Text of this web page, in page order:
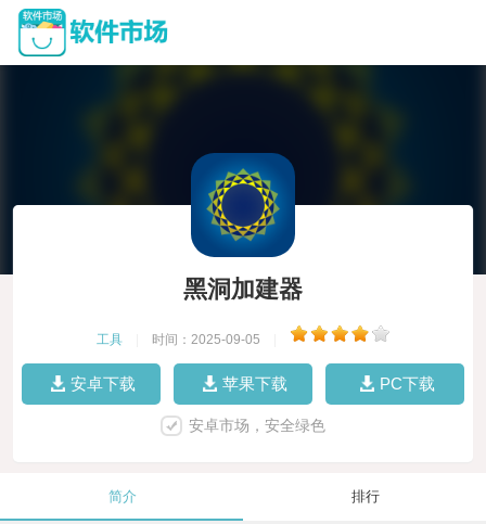
黑洞加建器
工具 时间：2025-09-05
安卓下载 苹果下载 PC下载
安卓市场，安全绿色
简介 排行